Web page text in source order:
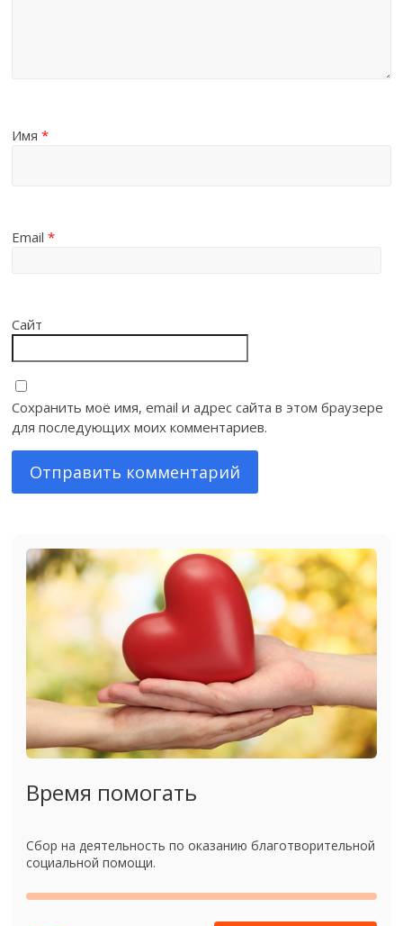
Имя*
Email*
Сайт
Сохранить моё имя, email и адрес сайта в этом браузере
для последующих моих комментариев.
Время помогать
Сбор на деятельность по оказанию благотворительной
социальной помощи.